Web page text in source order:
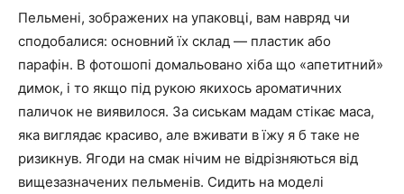
Пельмені, зображених на упаковці, вам навряд чи
сподобалися: основний їх склад — пластик або
парафін. В фотошопі домальовано хіба що «апетитний»
димок, і то якщо під рукою якихось ароматичних
паличок не виявилося. За сиськам мадам стікає маса,
яка виглядає красиво, але вживати в їжу я б таке не
ризикнув. Ягоди на смак нічим не відрізняються від
вищезазначених пельменів. Сидить на моделі